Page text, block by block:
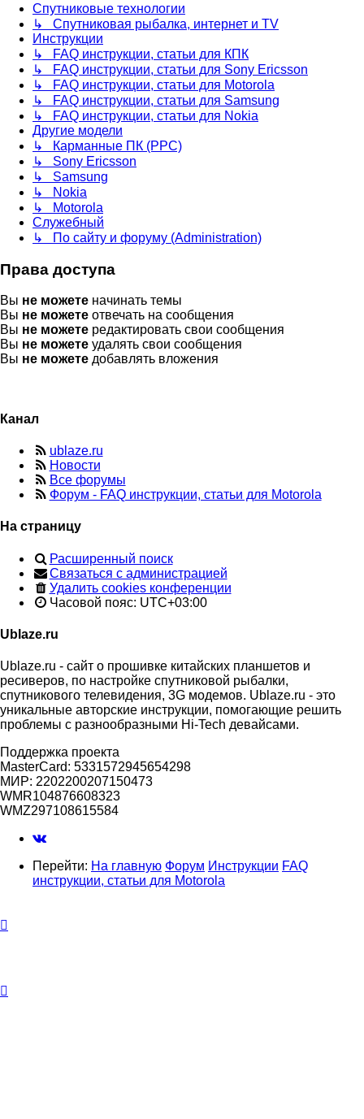
Спутниковые технологии
↳ Спутниковая рыбалка, интернет и TV
Инструкции
↳ FAQ инструкции, статьи для КПК
↳ FAQ инструкции, статьи для Sony Ericsson
↳ FAQ инструкции, статьи для Motorola
↳ FAQ инструкции, статьи для Samsung
↳ FAQ инструкции, статьи для Nokia
Другие модели
↳ Карманные ПК (PPC)
↳ Sony Ericsson
↳ Samsung
↳ Nokia
↳ Motorola
Служебный
↳ По сайту и форуму (Administration)
Права доступа
Вы не можете начинать темы
Вы не можете отвечать на сообщения
Вы не можете редактировать свои сообщения
Вы не можете удалять свои сообщения
Вы не можете добавлять вложения
Канал
ublaze.ru
Новости
Все форумы
Форум - FAQ инструкции, статьи для Motorola
На страницу
Расширенный поиск
Связаться с администрацией
Удалить cookies конференции
Часовой пояс: UTC+03:00
Ublaze.ru
Ublaze.ru - сайт о прошивке китайских планшетов и
ресиверов, по настройке спутниковой рыбалки,
спутникового телевидения, 3G модемов. Ublaze.ru - это
уникальные авторские инструкции, помогающие решить
проблемы с разнообразными Hi-Tech девайсами.
Поддержка проекта
MasterCard: 5331572945654298
МИР: 2202200207150473
WMR104876608323
WMZ297108615584
Перейти: На главную Форум Инструкции FAQ
инструкции, статьи для Motorola